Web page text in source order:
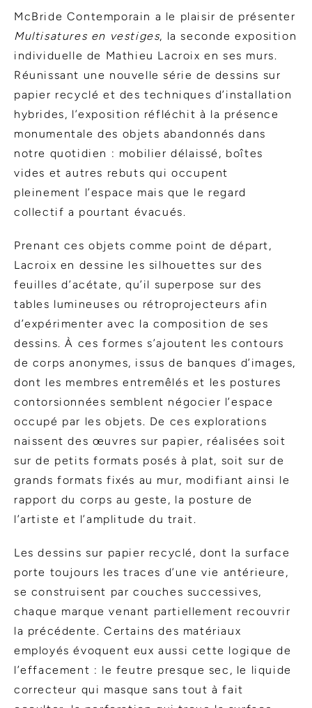
McBride Contemporain a le plaisir de présenter
Multisatures en vestiges, la seconde exposition
individuelle de Mathieu Lacroix en ses murs.
Réunissant une nouvelle série de dessins sur
papier recyclé et des techniques d’installation
hybrides, l’exposition réfléchit à la présence
monumentale des objets abandonnés dans
notre quotidien : mobilier délaissé, boîtes
vides et autres rebuts qui occupent
pleinement l’espace mais que le regard
collectif a pourtant évacués.
Prenant ces objets comme point de départ,
Lacroix en dessine les silhouettes sur des
feuilles d’acétate, qu’il superpose sur des
tables lumineuses ou rétroprojecteurs afin
d’expérimenter avec la composition de ses
dessins. À ces formes s’ajoutent les contours
de corps anonymes, issus de banques d’images,
dont les membres entremêlés et les postures
contorsionnées semblent négocier l’espace
occupé par les objets. De ces explorations
naissent des œuvres sur papier, réalisées soit
sur de petits formats posés à plat, soit sur de
grands formats fixés au mur, modifiant ainsi le
rapport du corps au geste, la posture de
l’artiste et l’amplitude du trait.
Les dessins sur papier recyclé, dont la surface
porte toujours les traces d’une vie antérieure,
se construisent par couches successives,
chaque marque venant partiellement recouvrir
la précédente. Certains des matériaux
employés évoquent eux aussi cette logique de
l’effacement : le feutre presque sec, le liquide
correcteur qui masque sans tout à fait